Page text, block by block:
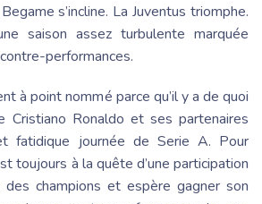
s’incline. La Juventus triomphe.
saison assez turbulente marquée
performances.
à point nommé parce qu’il y a de quoi
Cristiano Ronaldo et ses partenaires
fatidique journée de Serie A. Pour
toujours à la quête d’une participation
champions et espère gagner son